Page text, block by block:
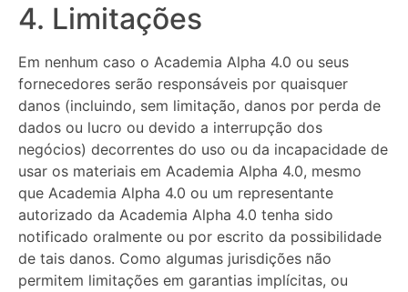
4. Limitações
Em nenhum caso o Academia Alpha 4.0 ou seus
fornecedores serão responsáveis ​​por quaisquer
danos (incluindo, sem limitação, danos por perda de
dados ou lucro ou devido a interrupção dos
negócios) decorrentes do uso ou da incapacidade de
usar os materiais em Academia Alpha 4.0, mesmo
que Academia Alpha 4.0 ou um representante
autorizado da Academia Alpha 4.0 tenha sido
notificado oralmente ou por escrito da possibilidade
de tais danos. Como algumas jurisdições não
permitem limitações em garantias implícitas, ou